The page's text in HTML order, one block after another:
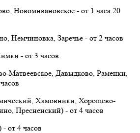
Новомнвановское - от 1 часа 20
Немчиновка, Заречье - от 2 часов
- от 3 часов
Матвеевское, Давыдково, Раменки,
Хамовники, Хорошёво-
Пресненский) - от 4 часов
от 4 часов